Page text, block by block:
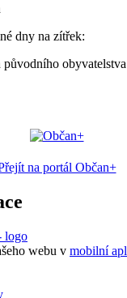
dny na zítřek:
obyvatelstva
na portál Občan+
webu v mobilní